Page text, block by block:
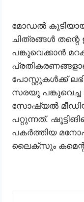
മോഡൽ
ചിത്രങ്ങൾ തന്റെ
പങ്കുവെക്കാൻ
പോസ്റ്റുകൾക്ക്
സരയു പങ്കുവെച്ച
സോഷ്യൽ
പറ്റുന്നത്.
പകർത്തിയ
ലൈക്‌സും